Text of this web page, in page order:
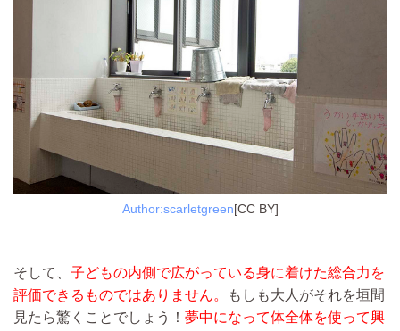
Author:scarletgreen[CC BY]
そして、 子どもの内側で広がっている身に着けた総合力を
評価できるものではありません。
もしも大人がそれを垣間
見たら驚くことでしょう！ 夢中になって体全体を使って興